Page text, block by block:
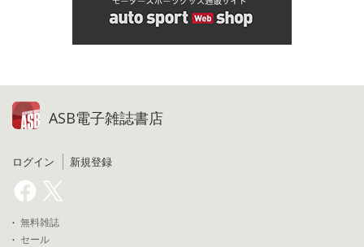
ASB電子雑誌書店
ログイン 新規登録
無料雑誌
セール